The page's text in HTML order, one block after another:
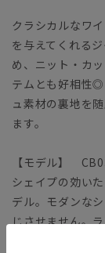
クラシカルなワ
を与えてくれる
め、ニット・カ
テムとも好相性
ュ素材の裏地を
ます。
【モデル】
シェイプの効い
デル。モダンな
じさせません。